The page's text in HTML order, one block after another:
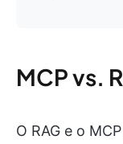
MCP vs.
O RAG e o